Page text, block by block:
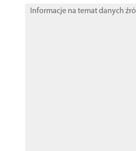
Informacje na temat danych